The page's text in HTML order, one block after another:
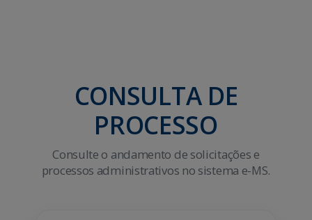
CONSULTA DE
PROCESSO
Consulte o andamento de solicitações e
processos administrativos no sistema e-MS.